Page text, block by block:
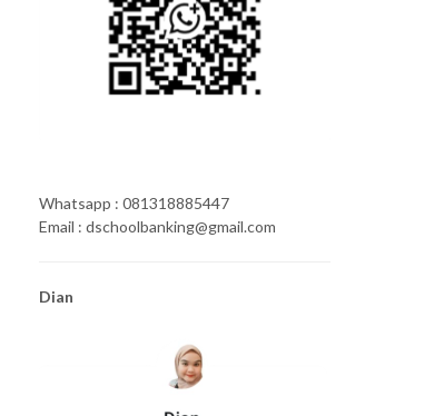
Whatsapp : 081318885447
Email : dschoolbanking@gmail.com
Dian